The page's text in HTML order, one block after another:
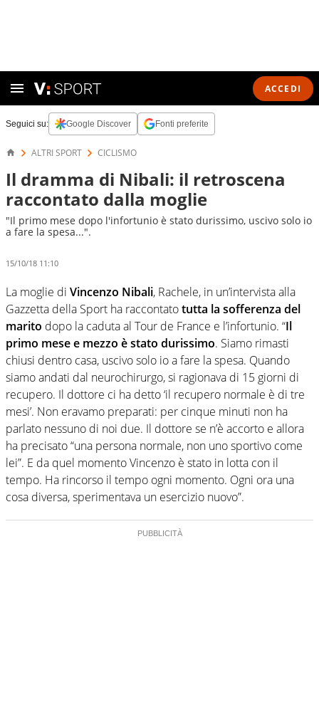
ACCEDI
Seguici su: Google Discover Fonti preferite
ALTRI SPORT CICLISMO
Il dramma di Nibali: il retroscena
raccontato dalla moglie
"Il primo mese dopo l'infortunio è stato durissimo, uscivo solo io
a fare la spesa...".
15/10/18 11:10
La moglie di Vincenzo Nibali, Rachele, in un’intervista alla
Gazzetta della Sport ha raccontatotutta la sofferenza del
marito dopo la caduta al Tour de France e l’infortunio. “Il
primo mese e mezzo è stato durissimo. Siamo rimasti
chiusi dentro casa, uscivo solo io a fare la spesa. Quando
siamo andati dal neurochirurgo, si ragionava di 15 giorni di
recupero. Il dottore ci ha detto ‘il recupero normale è di tre
mesi’. Non eravamo preparati: per cinque minuti non ha
parlato nessuno di noi due. Il dottore se n’è accorto e allora
ha precisato “una persona normale, non uno sportivo come
lei”. E da quel momento Vincenzo è stato in lotta con il
tempo. Ha rincorso il tempo ogni momento. Ogni ora una
cosa diversa, sperimentava un esercizio nuovo”.